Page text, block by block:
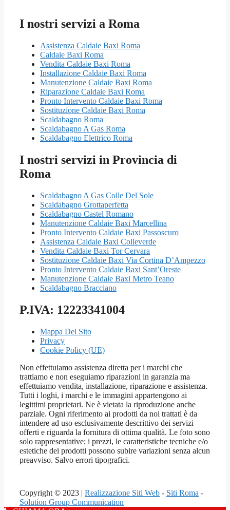
I nostri servizi a Roma
Assistenza Caldaie Baxi Roma
Caldaie Baxi Roma
Vendita Caldaie Baxi Roma
Installazione Caldaie Baxi Roma
Manutenzione Caldaie Baxi Roma
Riparazione Caldaie Baxi Roma
Pronto Intervento Caldaie Baxi Roma
Sostituzione Caldaie Baxi Roma
Scaldabagno Roma
Scaldabagno A Gas Roma
Scaldabagno Elettrico Roma
I nostri servizi in Provincia di
Roma
Scaldabagno A Gas Colle Del Sole
Scaldabagno Grottaperfetta
Scaldabagno Castel Romano
Manutenzione Caldaie Baxi Marcellina
Pronto Intervento Caldaie Baxi Passoscuro
Assistenza Caldaie Baxi Colleverde
Vendita Caldaie Baxi Tor Cervara
Sostituzione Caldaie Baxi Via Cortina D’Ampezzo
Pronto Intervento Caldaie Baxi Sant’Oreste
Manutenzione Caldaie Baxi Metro Teano
Scaldabagno Bracciano
P.IVA: 12223341004
Mappa Del Sito
Privacy
Cookie Policy (UE)
Non effettuiamo assistenza diretta per i marchi che
trattiamo e non eseguiamo riparazioni in garanzia ma
effettuiamo vendita, installazione, riparazione e assistenza.
Tutti i loghi, i marchi e le immagini appartengono ai
legittimi proprietari. Ne è vietata la riproduzione anche
parziale. Ogni riferimento ai prodotti da noi trattati è da
intendere ad uso esclusivamente descrittivo dei servizi
offerti e riguarda la fornitura di ottima qualità. Le foto sono
solo rappresentative; i prezzi, le caratteristiche tecniche e/o
estetiche dei prodotti possono subire variazioni senza alcun
preavviso. Salvo errori tipografici.
Copyright © 2023 | Realizzazione Siti Web - Siti Roma -
Solution Group Communication